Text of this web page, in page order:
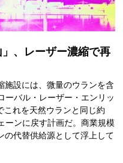
、レーザー濃縮で再
施設には、微量のウランを含
ーバル・レーザー・エンリッ
これを天然ウランと同じ約
ーンに戻す計画だ。商業規模
の代替供給源として浮上して